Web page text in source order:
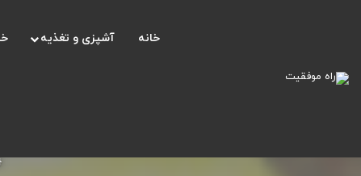
خانه آشپزی و تغذیه